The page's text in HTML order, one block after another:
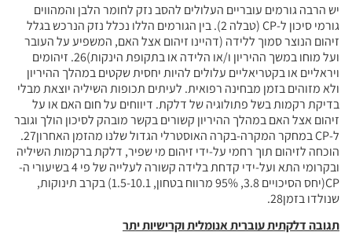
יש הרבה גורמים עובריים העלולים להסב נזק לחומר הלבן והמהווים
גורמי סיכון ל-CP (טבלה 2). בין הגורמים הללו נכלל נזק הנרכש בגלל
זיהום הנוצר סמוך ללידה (דהיינו זיהום אצל האם, המשפיע על העובר
ועל מוחו במשך ההיריון ו/או הלידה או בתקופת הינקות)26. זיהומים
ויראליים או בקטריאליים עלולים להיות יחסית שקטים במהלך ההיריון
ולא מזוהים בזמן מבחינה רפואית. לעיתים תכופות השיליה יוצאת מבלי
בדיקת רקמות בשל פתולוגיה של דלקת. דיווחים על חום האם או על
זיהום אצל האם במהלך ההיריון קשורים בקשר מובהק לסיכון הולך וגובר
ל-CP במחקר המקרה-בקרה האוסטרלי הגדול שלנו מהזמן האחרון27.
הוכחה לזיהום תוך רחמי על-ידי זיהום מי שפיר, דלקת ברקמות השיליה
ובקרומי התא ועל-ידי קדחת בלידה קשורה לעלייה של פי 4 בשיעורי ה-
CP(יחס הסיכויים 3.8, 95% מרווח בטחון, 1.5-10.1) בקרב תינוקות,
שנולדו בזמן28.
תגובה דלקתית עוברית אנומלית וקרישיות יתר